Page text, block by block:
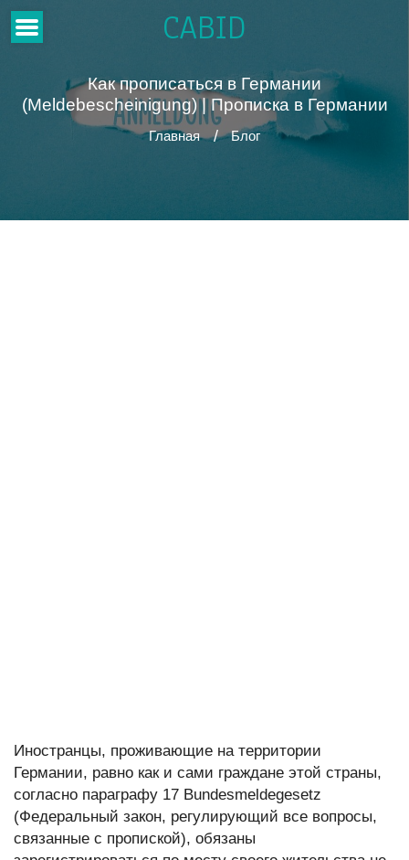
CABID
Как прописаться в Германии
(Meldebescheinigung) | Прописка в Германии
Главная Блог
Иностранцы, проживающие на территории
Германии, равно как и сами граждане этой страны,
согласно параграфу 17 Bundesmeldegesetz
(Федеральный закон, регулирующий все вопросы,
связанные с пропиской), обязаны